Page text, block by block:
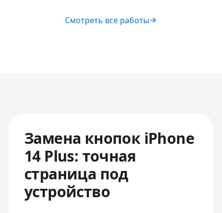
Смотреть все работы
Замена кнопок iPhone
14 Plus: точная
страница под
устройство